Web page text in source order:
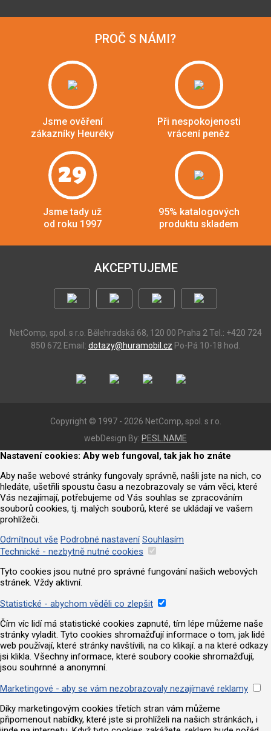
PROČ S NÁMI?
Jsme ověření
zákazníky Heuréky
Při nespokojenosti
vrácení peněz
29
Jsme tady už
od roku 1997
95% katalogových
produktu skladem
AKCEPTUJEME
NetComp, spol. s r.o. Bělehradská 68, 120 00 Praha 2 Tel.: +420 724
850 672 Email: dotazy@huramobil.cz Po-Pá 10-18 hod.
Copyright © 1997 - 2026 NetComp, spol. s r.o.
webDesign By: PESL.NAME
Nastavení cookies: Aby web fungoval, tak jak ho znáte
Aby naše webové stránky fungovaly správně, našli jste na nich, co
hledáte, ušetřili spoustu času a nezobrazovaly se vám věci, které
Vás nezajímají, potřebujeme od Vás souhlas se zpracováním
souborů cookies, tj. malých souborů, které se ukládají ve vašem
prohlížeči.
Odmítnout vše Podrobné nastavení Souhlasím
Technické - nezbytně nutné cookies
Tyto cookies jsou nutné pro správné fungování našich webových
stránek. Vždy aktivní.
Statistické - abychom věděli co zlepšit
Čím víc lidí má statistické cookies zapnuté, tím lépe můžeme naše
stránky vyladit. Tyto cookies shromažďují informace o tom, jak lidé
web používají, které stránky navštívili, na co klikají. a na které odkazy
jsi klikla. Všechny informace, které soubory cookie shromažďují,
jsou souhrnné a anonymní.
Marketingové - aby se vám nezobrazovaly nezajímavé reklamy
Díky marketingovým cookies třetích stran vám můžeme
připomenout nabídky, které jste si prohlíželi na našich stránkách, i